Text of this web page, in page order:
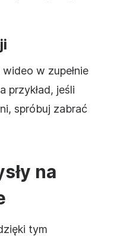
wideo w zupełnie
przykład, jeśli
spróbuj zabrać
na
tym